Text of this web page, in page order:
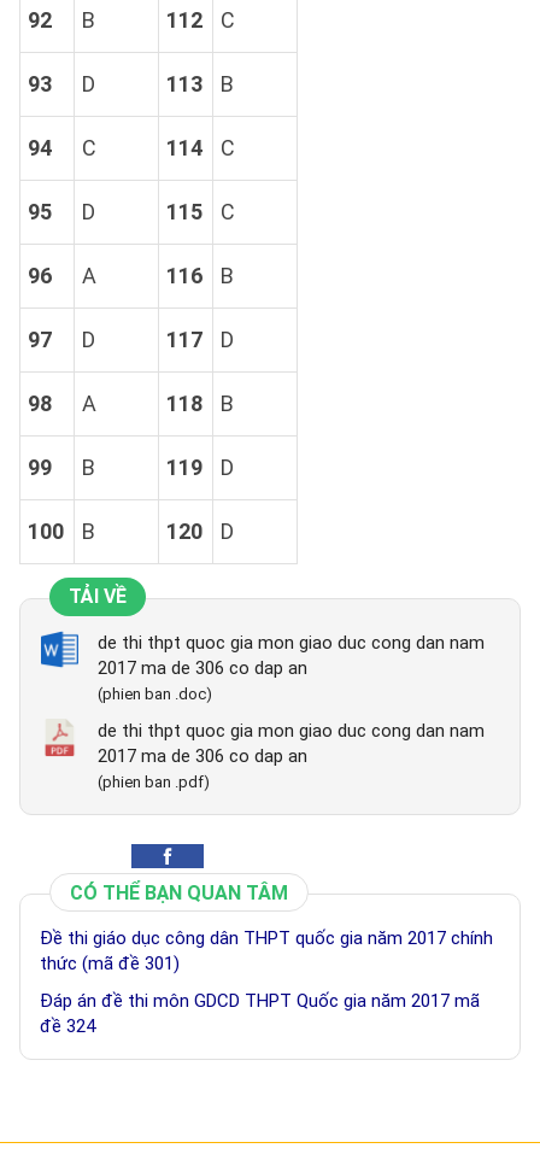
92 B 112 C
93 D 113 B
94 C 114 C
95 D 115 C
96 A 116 B
97 D 117 D
98 A 118 B
99 B 119 D
100 B 120 D
TẢI VỀ
de thi thpt quoc gia mon giao duc cong dan nam
2017 ma de 306 co dap an
(phien ban .doc)
de thi thpt quoc gia mon giao duc cong dan nam
2017 ma de 306 co dap an
(phien ban .pdf)
CÓ THỂ BẠN QUAN TÂM
Đề thi giáo dục công dân THPT quốc gia năm 2017 chính
thức (mã đề 301)
Đáp án đề thi môn GDCD THPT Quốc gia năm 2017 mã
đề 324